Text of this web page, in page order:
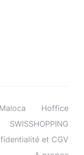
Maloca
Hoffice
SWISSHOPPING
et CGV